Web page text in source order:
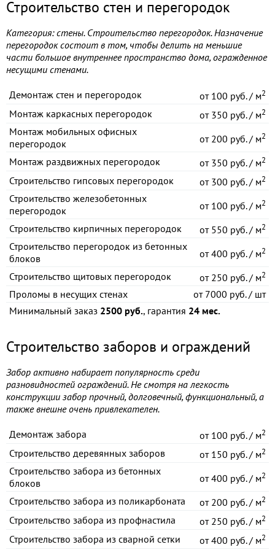
Строительство стен и перегородок
Категория: стены. Строительство перегородок. Назначение
перегородок состоит в том, чтобы делить на меньшие
части большое внутреннее пространство дома, огражденное
несущими стенами.
Демонтаж стен и перегородок от100 руб. / м2
Монтаж каркасных перегородок от350 руб. / м2
Монтаж мобильных офисных
перегородок
от200 руб. / м2
Монтаж раздвижных перегородок от350 руб. / м2
Строительство гипсовых перегородок от300 руб. / м2
Строительство железобетонных
перегородок
от100 руб. / м2
Строительство кирпичных перегородок от550 руб. / м2
Строительство перегородок из бетонных
блоков
от400 руб. / м2
Строительство щитовых перегородок от250 руб. / м2
Проломы в несущих стенах от7000 руб. / шт
Минимальный заказ 2500 руб., гарантия 24 мес.
Строительство заборов и ограждений
Забор активно набирает популярность среди
разновидностей ограждений. Не смотря на легкость
конструкции забор прочный, долговечный, функциональный, а
также внешне очень привлекателен.
Демонтаж забора от100 руб. / м2
Строительство деревянных заборов от150 руб. / м2
Строительство забора из бетонных
блоков
от400 руб. / м2
Строительство забора из поликарбоната от200 руб. / м2
Строительство забора из профнастила от250 руб. / м2
Строительство забора из сварной сетки от400 руб. / м2